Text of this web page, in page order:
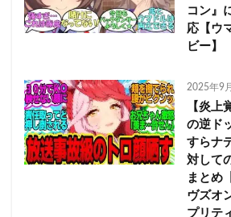
コン』
応【ウ
ビー】
2025年9
【炎上
の逆ド
すらナ
対して
まとめ
ヴズオ
プリテ